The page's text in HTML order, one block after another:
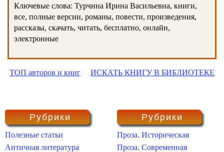
Ключевые слова: Турчина Ирина Васильевна, книги,
все, полные версии, романы, повести, произведения,
рассказы, скачать, читать, бесплатно, онлайн,
электронные
ТОП авторов и книг ИСКАТЬ КНИГУ В БИБЛИОТЕКЕ
Рубрики
Полезные статьи
Античная литература
Рубрики
Проза. Историческая
Проза. Современная